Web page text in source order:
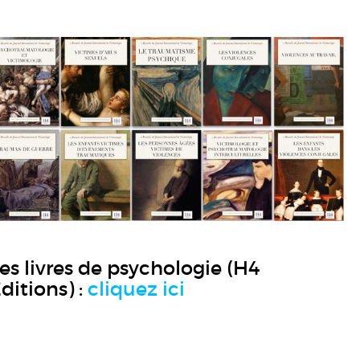
livres de psychologie (H4
: cliquez ici